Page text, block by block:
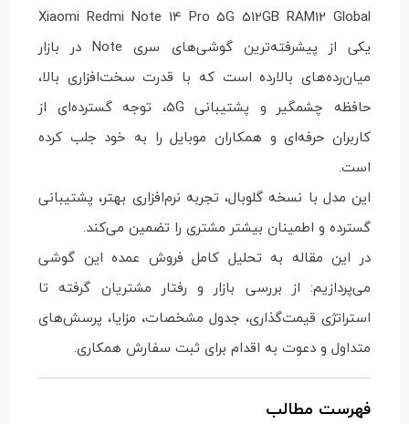
Xiaomi Redmi Note 14 Pro 5G 512GB RAM12 Global
یکی از پیشرفته‌ترین گوشی‌های سری Note در بازار
میان‌رده‌های بالارده است که با قدرت سخت‌افزاری بالا،
حافظه چشمگیر و پشتیبانی 5G، توجه گسترده‌ای از
کاربران حرفه‌ای و همکاران موبایل را به خود جلب کرده
است.
این مدل با نسخه گلوبال، تجربه نرم‌افزاری بهتر، پشتیبانی
گسترده و اطمینان بیشتر مشتری را تضمین می‌کند.
در این مقاله به تحلیل کامل فروش عمده این گوشی
می‌پردازیم: از بررسی بازار و رفتار مشتریان گرفته تا
استراتژی قیمت‌گذاری، جدول مشخصات، مزایا، پرسش‌های
متداول و دعوت به اقدام برای ثبت سفارش همکاری.
فهرست مطالب